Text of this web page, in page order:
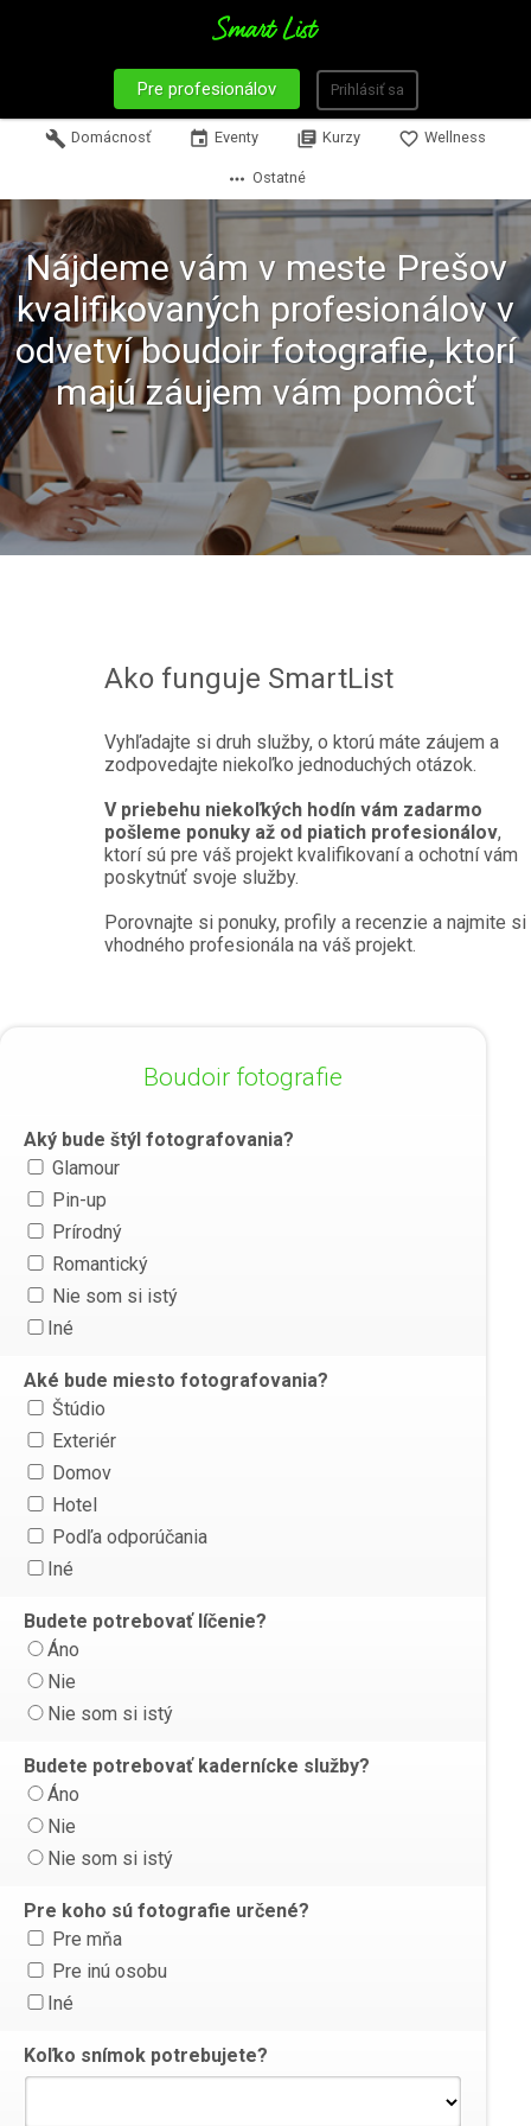
Pre profesionálov Prihlásiť sa
build Domácnosť event Eventy library_books Kurzy favorite_border Wellness
more_horiz Ostatné
Nájdeme vám v meste Prešov
kvalifikovaných profesionálov v
odvetví boudoir fotografie, ktorí
majú záujem vám pomôcť
Ako funguje SmartList
Vyhľadajte si druh služby, o ktorú máte záujem a
zodpovedajte niekoľko jednoduchých otázok.
V priebehu niekoľkých hodín vám zadarmo
pošleme ponuky až od piatich profesionálov,
ktorí sú pre váš projekt kvalifikovaní a ochotní vám
poskytnúť svoje služby.
Porovnajte si ponuky, profily a recenzie a najmite si
vhodného profesionála na váš projekt.
Boudoir fotografie
Aký bude štýl fotografovania?
Glamour
Pin-up
Prírodný
Romantický
Nie som si istý
Iné
Aké bude miesto fotografovania?
Štúdio
Exteriér
Domov
Hotel
Podľa odporúčania
Iné
Budete potrebovať líčenie?
Áno
Nie
Nie som si istý
Budete potrebovať kadernícke služby?
Áno
Nie
Nie som si istý
Pre koho sú fotografie určené?
Pre mňa
Pre inú osobu
Iné
Koľko snímok potrebujete?